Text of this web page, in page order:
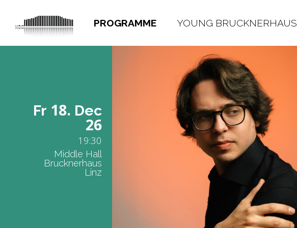
PROGRAMME YOUNG BRUCKNERHAUS
Fr 18. Dec
26
19:30
Middle Hall
Brucknerhaus
Linz